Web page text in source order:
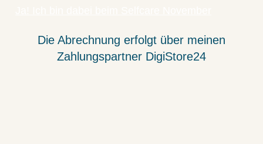
Die Abrechnung erfolgt über meinen
Zahlungspartner DigiStore24